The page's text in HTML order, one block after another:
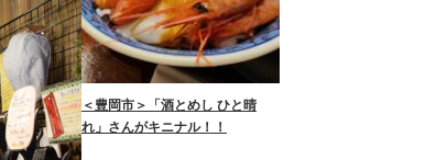
＜豊岡市＞「酒とめし ひと晴
れ」さんがキニナル！！